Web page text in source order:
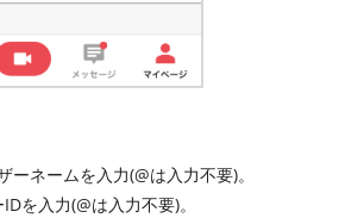
ネームを入力(@は入力不要)。
を入力(@は入力不要)。